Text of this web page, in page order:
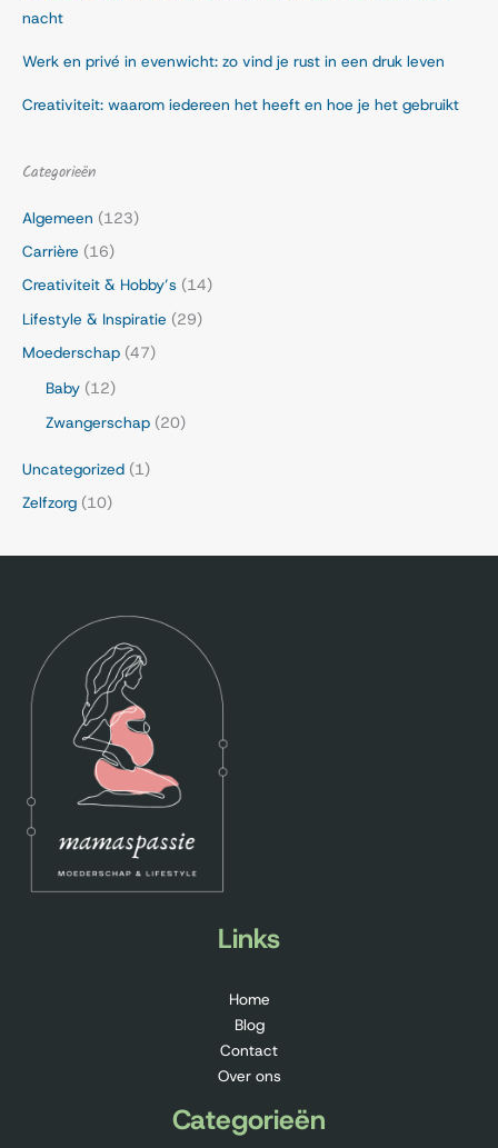
nacht
Werk en privé in evenwicht: zo vind je rust in een druk leven
Creativiteit: waarom iedereen het heeft en hoe je het gebruikt
Categorieën
Algemeen (123)
Carrière (16)
Creativiteit & Hobby’s (14)
Lifestyle & Inspiratie (29)
Moederschap (47)
Baby(12)
Zwangerschap(20)
Uncategorized (1)
Zelfzorg (10)
Links
Home
Blog
Contact
Over ons
Categorieën